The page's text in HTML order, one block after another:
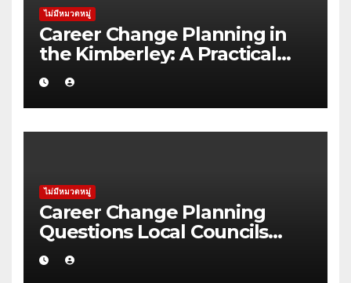
ไม่มีหมวดหมู่
Career Change Planning in
the Kimberley: A Practical
Guide for NDIS Providers
ไม่มีหมวดหมู่
Career Change Planning
Questions Local Councils
Should Ask Before Starting in
Alice Springs